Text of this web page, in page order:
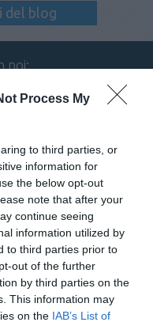
Process My
to third parties, or
information for
the below opt-out
note that after your
continue seeing
information utilized by
to third parties prior to
out of the further
by third parties on the
This information may
on the IAB’s List of
del blog
noi:
00
È ATTIVO